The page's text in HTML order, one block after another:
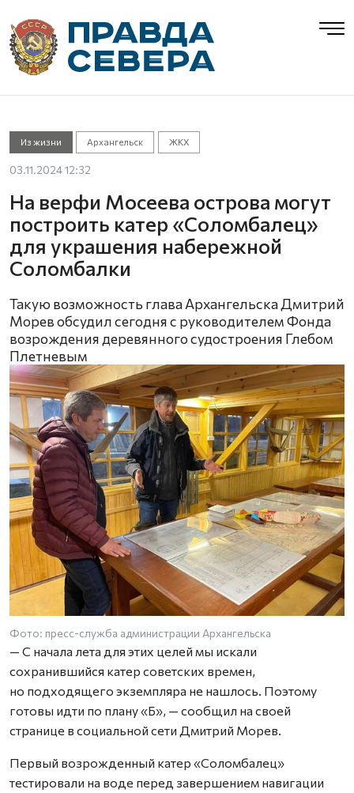
Из жизни Архангельск ЖКХ
03.11.2024 12:32
На верфи Мосеева острова могут
построить катер «Соломбалец»
для украшения набережной
Соломбалки
Такую возможность глава Архангельска Дмитрий
Морев обсудил сегодня с руководителем Фонда
возрождения деревянного судостроения Глебом
Плетневым
Фото: пресс-служба администрации Архангельска
— С начала лета для этих целей мы искали
сохранившийся катер советских времен,
но подходящего экземпляра не нашлось. Поэтому
готовы идти по плану «Б», — сообщил на своей
странице в социальной сети Дмитрий Морев.
Первый возрожденный катер «Соломбалец»
тестировали на воде перед завершением навигации